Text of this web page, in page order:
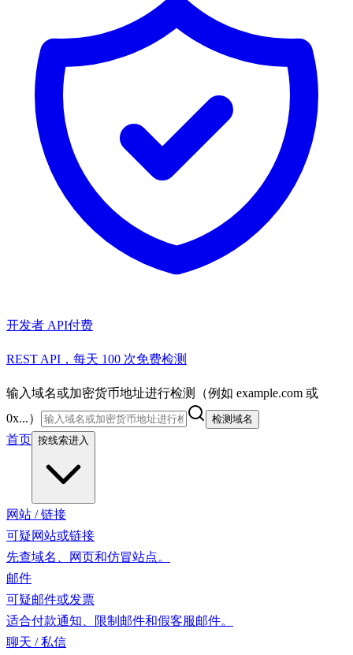
开发者 API付费
REST API，每天 100 次免费检测
输入域名或加密货币地址进行检测（例如 example.com 或
0x...）
检测域名
首页 按线索进入
网站 / 链接
可疑网站或链接
先查域名、网页和仿冒站点。
邮件
可疑邮件或发票
适合付款通知、限制邮件和假客服邮件。
聊天 / 私信